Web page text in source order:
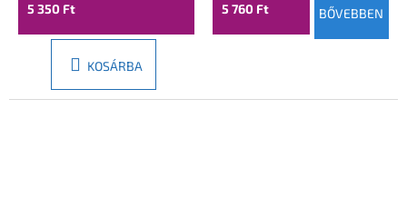
5 350 Ft
KOSÁRBA
5 760 Ft BŐVEBBEN